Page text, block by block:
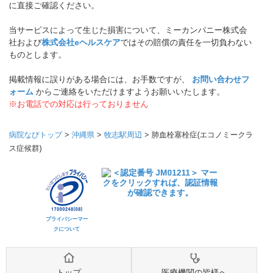
に直接ご確認ください。
当サービスによって生じた損害について、ミーカンパニー株式会
社および株式会社eヘルスケアではその賠償の責任を一切負わない
ものとします。
掲載情報に誤りがある場合には、お手数ですが、 お問い合わせフ
ォーム からご連絡をいただけますようお願いいたします。
※お電話での対応は行っておりません
病院なびトップ> 沖縄県 > 牧志駅周辺 > 肺血栓塞栓症(エコノミークラ
ス症候群)
プライバシーマー
クについて